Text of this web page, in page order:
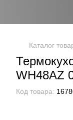
Каталог
WH48AZ
Код товара: